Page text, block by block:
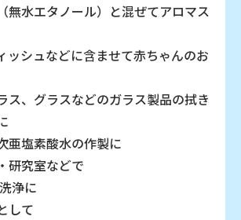
無水エタノール）と混ぜてアロマス
ッシュなどに含ませて赤ちゃんのお
ス、グラスなどのガラス製品の拭き
亜塩素酸水の作製に
研究室などで
浄に
して